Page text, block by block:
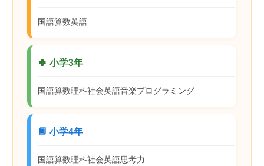
国語算数英語
🍀 小学3年
国語算数理科社会英語音楽プログラミング
📘 小学4年
国語算数理科社会英語思考力